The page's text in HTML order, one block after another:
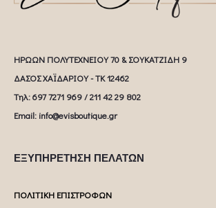
ΗΡΩΩΝ ΠΟΛΥΤΕΧΝΕΙΟΥ 70 & ΣΟΥΚΑΤΖΙΔΗ 9
ΔΑΣΟΣ ΧΑΪΔΑΡΙΟΥ - ΤΚ 12462
Tηλ: 697 7271 969 / 211 42 29 802
Email: info@evisboutique.gr
ΕΞΥΠΗΡΕΤΗΣΗ ΠΕΛΑΤΩΝ
ΠΟΛΙΤΙΚΗ ΕΠΙΣΤΡΟΦΩΝ